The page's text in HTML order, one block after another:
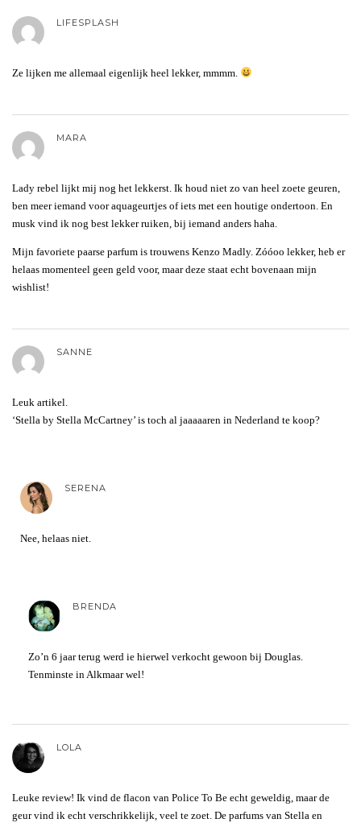
LIFESPLASH
Ze lijken me allemaal eigenlijk heel lekker, mmmm.
MARA
Lady rebel lijkt mij nog het lekkerst. Ik houd niet zo van heel zoete geuren,
ben meer iemand voor aquageurtjes of iets met een houtige ondertoon. En
musk vind ik nog best lekker ruiken, bij iemand anders haha.
Mijn favoriete paarse parfum is trouwens Kenzo Madly. Zóóoo lekker, heb er
helaas momenteel geen geld voor, maar deze staat echt bovenaan mijn
wishlist!
SANNE
Leuk artikel.
‘Stella by Stella McCartney’ is toch al jaaaaaren in Nederland te koop?
SERENA
Nee, helaas niet.
BRENDA
Zo’n 6 jaar terug werd ie hierwel verkocht gewoon bij Douglas.
Tenminste in Alkmaar wel!
LOLA
Leuke review! Ik vind de flacon van Police To Be echt geweldig, maar de
geur vind ik echt verschrikkelijk, veel te zoet. De parfums van Stella en